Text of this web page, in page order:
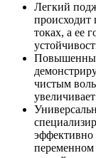
Легкий
происходит
токах, а ее
чистым
эффективно
переменном